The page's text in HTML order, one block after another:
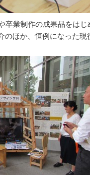
卒業制作の成果品をは
のほか、恒例になった